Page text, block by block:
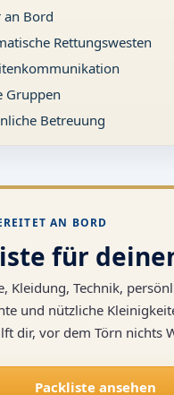
an Bord
Rettungswesten
Gruppen
Betreuung
AN BORD
für
Kleidung, Technik,
und nützliche
dir, vor dem Törn nichts
Packliste ansehen